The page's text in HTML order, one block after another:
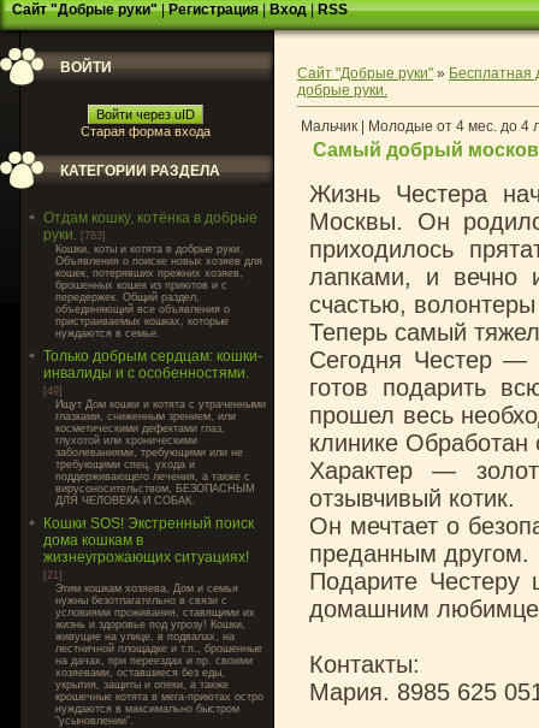
Сайт "Добрые руки"|Регистрация|Вход|RSS
ВОЙТИ
Войти через uID
Старая форма входа
КАТЕГОРИИ РАЗДЕЛА
Отдам кошку, котёнка в добрые
руки. [783]
Кошки, коты и котята в добрые руки.
Объявления о поиске новых хозяев для
кошек, потерявших прежних хозяев,
брошенных кошек из приютов и с
передержек. Общий раздел,
объединяющий все объявления о
пристраиваемых кошках, которые
нуждаются в семье.
Только добрым сердцам: кошки-
инвалиды и с особенностями.
[49]
Ищут Дом кошки и котята с утраченными
глазками, сниженным зрением, или
косметическими дефектами глаз,
глухотой или хроническими
заболеваниями, требующими или не
требующими спец. ухода и
поддерживающего лечения, а также с
вирусоносительством, БЕЗОПАСНЫМ
ДЛЯ ЧЕЛОВЕКА И СОБАК.
Кошки SOS! Экстренный поиск
дома кошкам в
жизнеугрожающих ситуациях!
[21]
Этим кошкам хозяева, Дом и семья
нужны безотлагательно в связи с
условиями проживания, ставящими их
жизнь и здоровье под угрозу! Кошки,
живущие на улице, в подвалах, на
лестничной площадке и т.п., брошенные
на дачах, при переездах и пр. своими
хозяевами, оставшиеся без еды,
укрытия, защиты и опеки, а также
крошечные котята в мега-приютах остро
нуждаются в максимально быстром
"усыновлении".
Сайт "Добрые руки" » Бесплатная
добрые руки.
Мальчик | Молодые от 4 мес. до 4
Самый добрый
Жизнь Честера
Москвы. Он
приходилось
лапками, и вечно
счастью,
Теперь самый
Сегодня Честер —
готов подарить
прошел весь
клинике Обработан
Характер —
отзывчивый котик.
Он мечтает о
преданным другом.
Подарите
домашним
Контакты:
Мария. 8985 625